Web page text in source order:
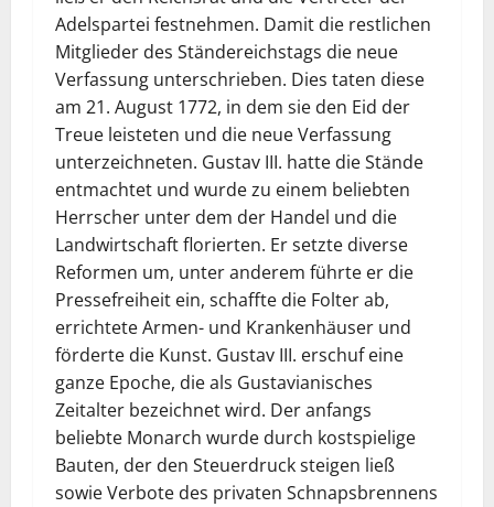
Adelspartei festnehmen. Damit die restlichen
Mitglieder des Ständereichstags die neue
Verfassung unterschrieben. Dies taten diese
am 21. August 1772, in dem sie den Eid der
Treue leisteten und die neue Verfassung
unterzeichneten. Gustav III. hatte die Stände
entmachtet und wurde zu einem beliebten
Herrscher unter dem der Handel und die
Landwirtschaft florierten. Er setzte diverse
Reformen um, unter anderem führte er die
Pressefreiheit ein, schaffte die Folter ab,
errichtete Armen- und Krankenhäuser und
förderte die Kunst. Gustav III. erschuf eine
ganze Epoche, die als Gustavianisches
Zeitalter bezeichnet wird. Der anfangs
beliebte Monarch wurde durch kostspielige
Bauten, der den Steuerdruck steigen ließ
sowie Verbote des privaten Schnapsbrennens